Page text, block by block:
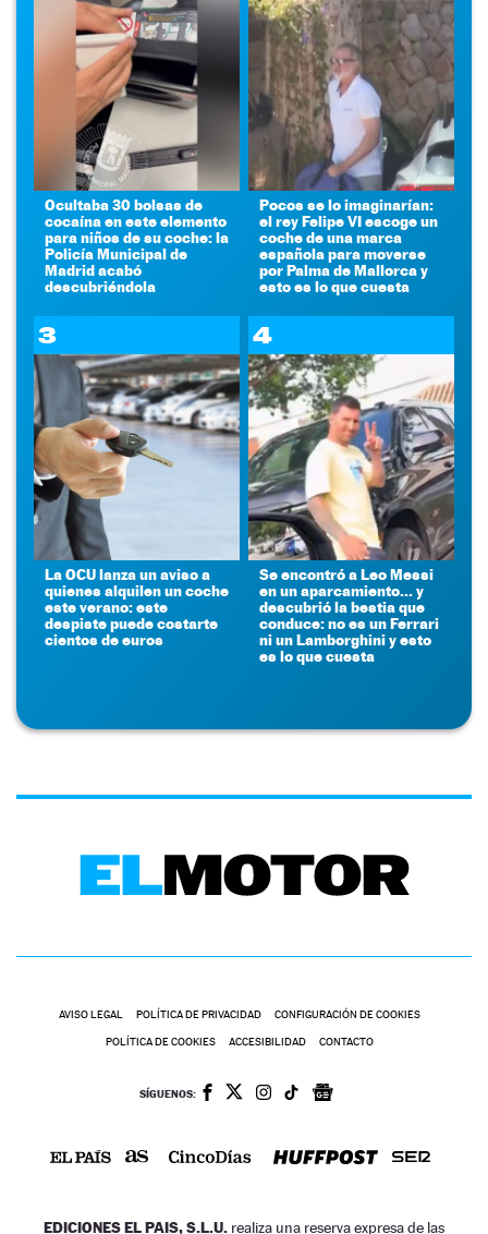
Ocultaba 30 bolsas de
cocaína en este elemento
para niños de su coche: la
Policía Municipal de
Madrid acabó
descubriéndola
Pocos se lo imaginarían:
el rey Felipe VI escoge un
coche de una marca
española para moverse
por Palma de Mallorca y
esto es lo que cuesta
3
La OCU lanza un aviso a
quienes alquilen un coche
este verano: este
despiste puede costarte
cientos de euros
4
Se encontró a Leo Messi
en un aparcamiento... y
descubrió la bestia que
conduce: no es un Ferrari
ni un Lamborghini y esto
es lo que cuesta
AVISO LEGAL POLÍTICA DE PRIVACIDAD CONFIGURACIÓN DE COOKIES
POLÍTICA DE COOKIES ACCESIBILIDAD CONTACTO
SÍGUENOS:
EDICIONES EL PAIS, S.L.U. realiza una reserva expresa de las